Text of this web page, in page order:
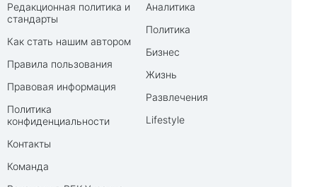
Редакционная политика и
стандарты
Как стать нашим автором
Правила пользования
Правовая информация
Политика
конфиденциальности
Контакты
Команда
Аналитика
Политика
Бизнес
Жизнь
Развлечения
Lifestyle